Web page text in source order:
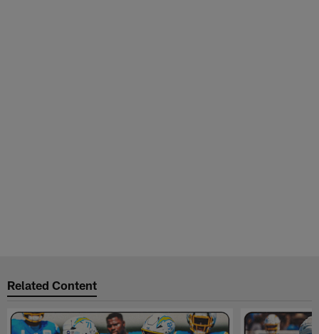
Related Content